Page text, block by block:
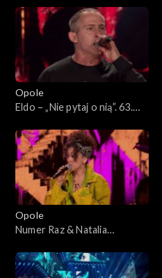
Jedno podwórko 2”
Opole
Eldo – „Nie pytaj o nią”. 63.
Jedno podwórko 2”
Opole
Numer Raz & Natalia
KFPP: Koncert „Hip-hop.
Jedno podwórko 2”